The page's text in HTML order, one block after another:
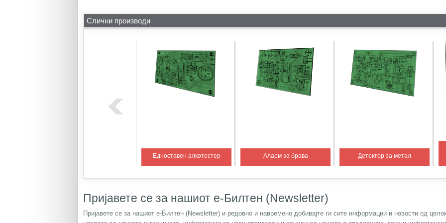
Слични производи
Едноставен алкотестер Аларм за брава Детектор за метал
Пријавете се за нашиот е-Билтен (Newsletter)
Пријавете се за нашиот е-Билтен (Newsletter) и редовно и навремено добивајте ги сите информации и новости од